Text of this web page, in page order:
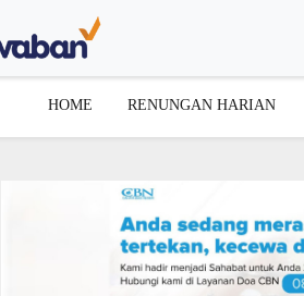
HOME RENUNGAN HARIAN